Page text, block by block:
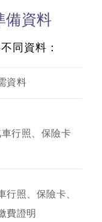
備資料
同資料：
資料
行照、保險卡
照、保險卡、
費證明